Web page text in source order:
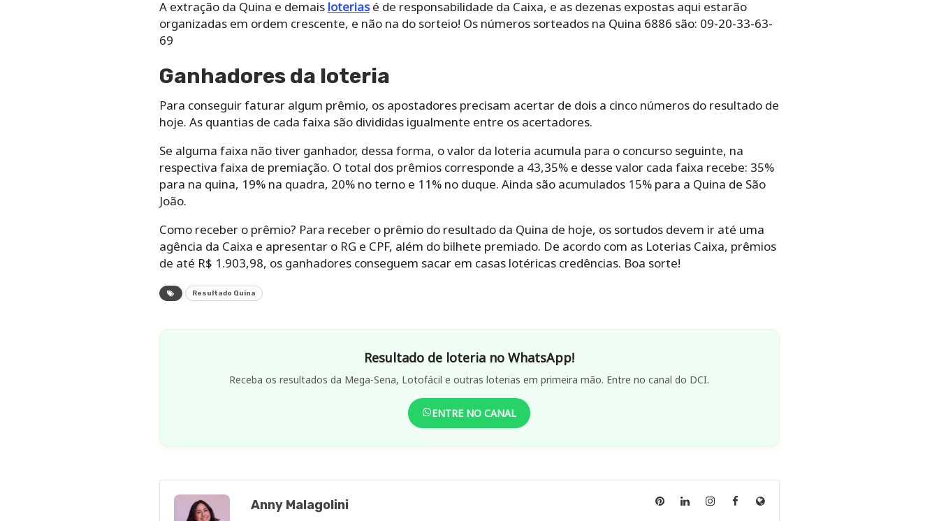
A extração da Quina e demais loteriasé de responsabilidade da Caixa, e as dezenas expostas aqui estarão
organizadas em ordem crescente, e não na do sorteio! Os números sorteados na Quina 6886 são: 09-20-33-63-
69
Ganhadores da loteria
Para conseguir faturar algum prêmio, os apostadores precisam acertar de dois a cinco números do resultado de
hoje. As quantias de cada faixa são divididas igualmente entre os acertadores.
Se alguma faixa não tiver ganhador, dessa forma, o valor da loteria acumula para o concurso seguinte, na
respectiva faixa de premiação. O total dos prêmios corresponde a 43,35% e desse valor cada faixa recebe: 35%
para na quina, 19% na quadra, 20% no terno e 11% no duque. Ainda são acumulados 15% para a Quina de São
João.
Como receber o prêmio? Para receber o prêmio do resultado da Quina de hoje, os sortudos devem ir até uma
agência da Caixa e apresentar o RG e CPF, além do bilhete premiado. De acordo com as Loterias Caixa, prêmios
de até R$ 1.903,98, os ganhadores conseguem sacar em casas lotéricas credências. Boa sorte!
Resultado Quina
Resultado de loteria no WhatsApp!
Receba os resultados da Mega-Sena, Lotofácil e outras loterias em primeira mão. Entre no canal do DCI.
ENTRE NO CANAL
Anny Malagolini
AnnyAnnyAnnyAnnySite